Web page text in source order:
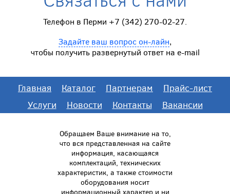
Телефон в Перми +7 (342) 270-02-27.
Задайте ваш вопрос он-лайн,
чтобы получить развернутый ответ на e-mail
Главная Каталог Партнерам
Прайс-лист
Услуги
Новости Контакты Вакансии
Обращаем Ваше внимание на то,
что вся представленная на сайте
информация, касающаяся
комплектаций, технических
характеристик, а также стоимости
оборудования носит
информационный характер и ни